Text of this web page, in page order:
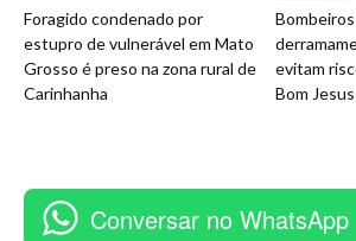
Foragido condenado por
estupro de vulnerável em Mato
Grosso é preso na zona rural de
Carinhanha
evitam
Bom
Conversar no WhatsApp